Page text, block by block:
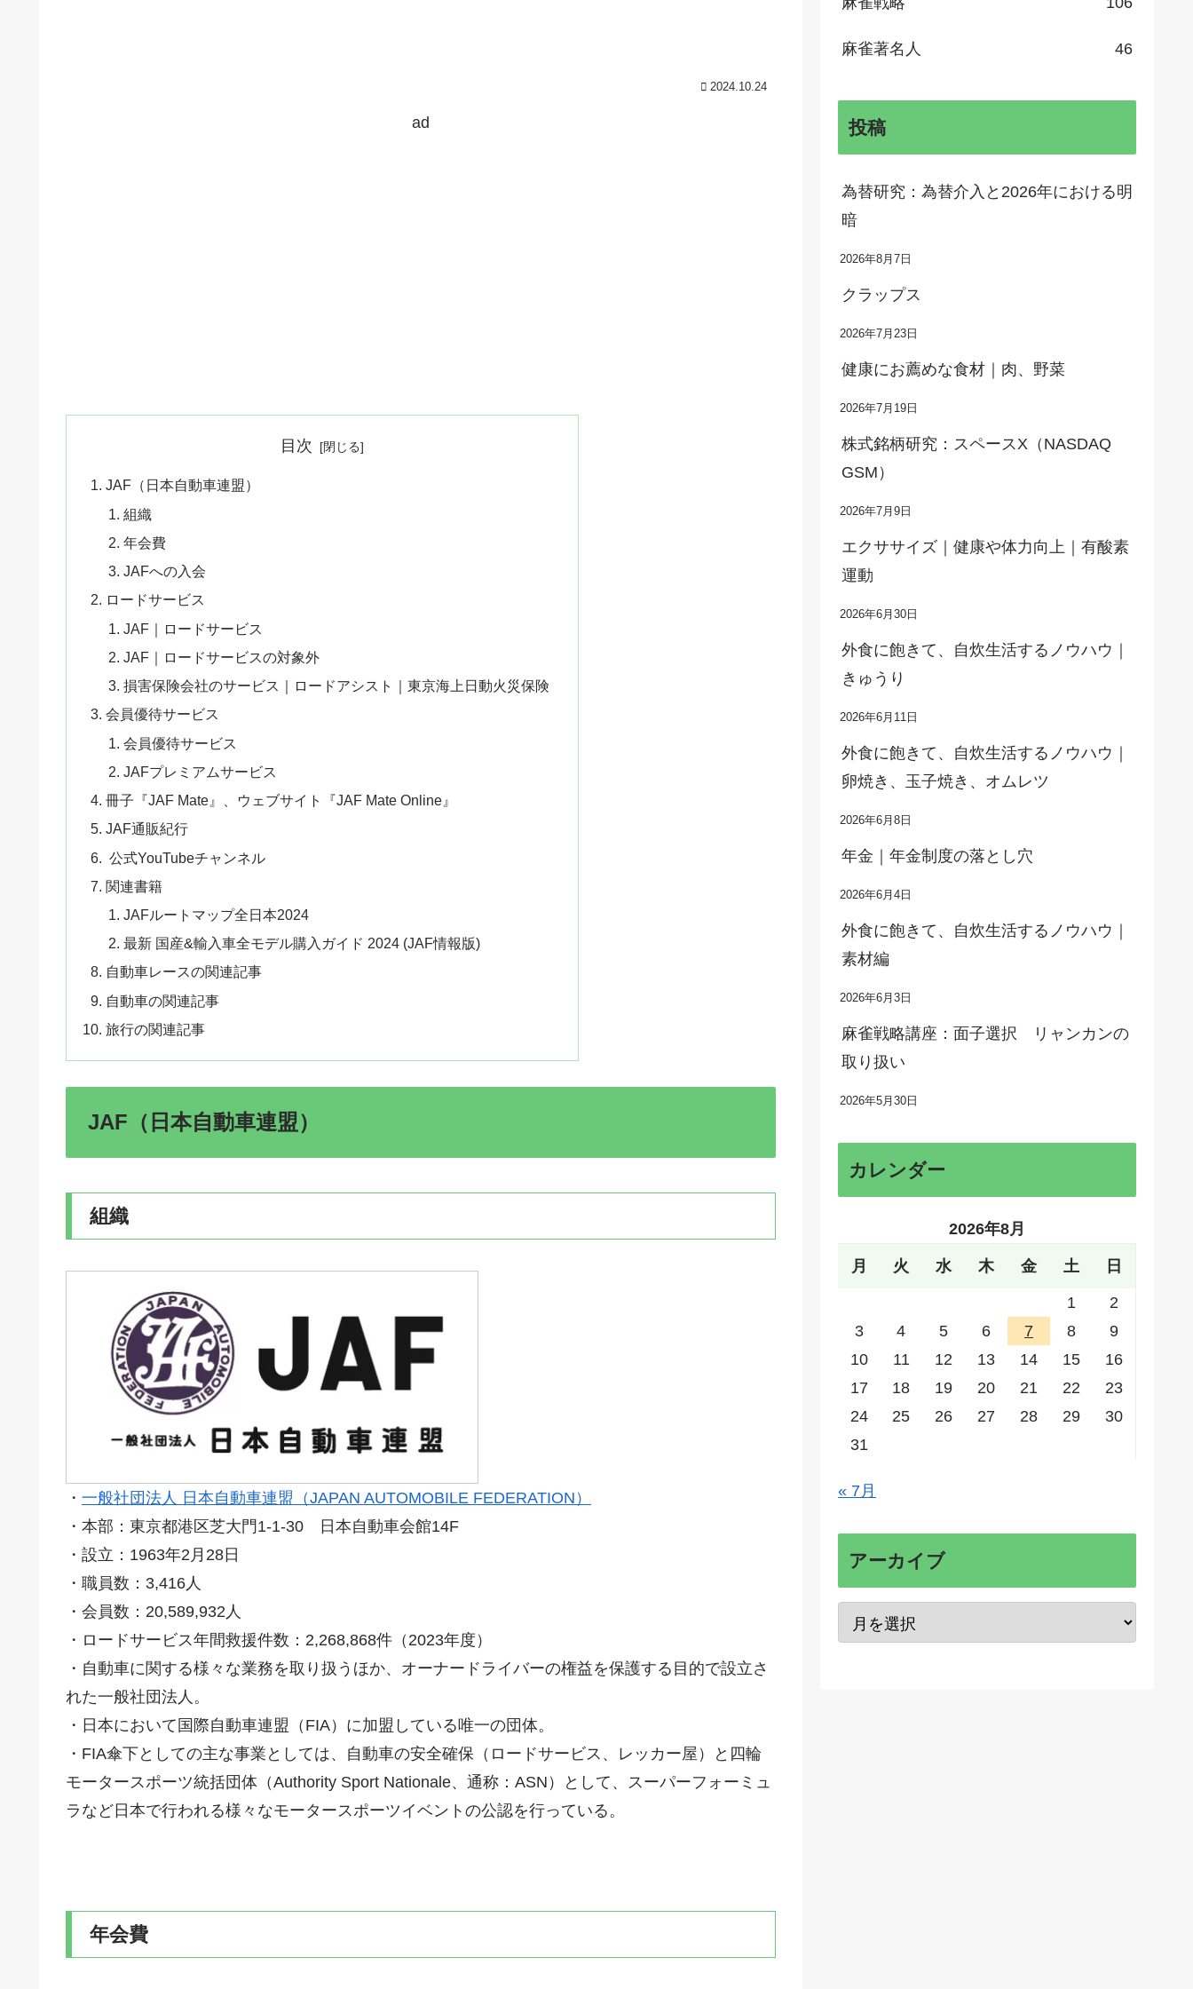
2024.10.24
ad
目次
JAF（日本自動車連盟）
組織
年会費
JAFへの入会
ロードサービス
JAF｜ロードサービス
JAF｜ロードサービスの対象外
損害保険会社のサービス｜ロードアシスト｜東京海上日動火災保険
会員優待サービス
会員優待サービス
JAFプレミアムサービス
冊子『JAF Mate』、ウェブサイト『JAF Mate Online』
JAF通販紀行
公式YouTubeチャンネル
関連書籍
JAFルートマップ全日本2024
最新 国産&輸入車全モデル購入ガイド 2024 (JAF情報版)
自動車レースの関連記事
自動車の関連記事
旅行の関連記事
JAF（日本自動車連盟）
組織
・ 一般社団法人 日本自動車連盟（JAPAN AUTOMOBILE FEDERATION）
・本部：東京都港区芝大門1-1-30 日本自動車会館14F
・設立：1963年2月28日
・職員数：3,416人
・会員数：20,589,932人
・ロードサービス年間救援件数：2,268,868件（2023年度）
・自動車に関する様々な業務を取り扱うほか、オーナードライバーの権益を保護する目的で設立さ
れた一般社団法人。
・日本において国際自動車連盟（FIA）に加盟している唯一の団体。
・FIA傘下としての主な事業としては、自動車の安全確保（ロードサービス、レッカー屋）と四輪
モータースポーツ統括団体（Authority Sport Nationale、通称：ASN）として、スーパーフォーミュ
ラなど日本で行われる様々なモータースポーツイベントの公認を行っている。
年会費
麻雀著名人 46
投稿
為替研究：為替介入と2026年における明
暗
2026年8月7日
クラップス
2026年7月23日
健康にお薦めな食材｜肉、野菜
2026年7月19日
株式銘柄研究：スペースX（NASDAQ
GSM）
2026年7月9日
エクササイズ｜健康や体力向上｜有酸素
運動
2026年6月30日
外食に飽きて、自炊生活するノウハウ｜
きゅうり
2026年6月11日
外食に飽きて、自炊生活するノウハウ｜
卵焼き、玉子焼き、オムレツ
2026年6月8日
年金｜年金制度の落とし穴
2026年6月4日
外食に飽きて、自炊生活するノウハウ｜
素材編
2026年6月3日
麻雀戦略講座：面子選択 リャンカンの
取り扱い
2026年5月30日
カレンダー
2026年8月
月 火 水 木 金 土 日
1
2
3
4 5 6 7 8
9
10
11 12 13 14 15
16
17
18 19 20 21 22
23
24
25 26 27 28 29
30
31
« 7月
アーカイブ